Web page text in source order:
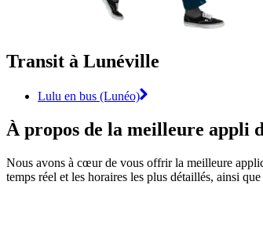
Transit à Lunéville
Lulu en bus (Lunéo)
À propos de la meilleure appli
Nous avons à cœur de vous offrir la meilleure
temps réel et les horaires les plus détaillés, ainsi